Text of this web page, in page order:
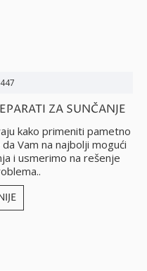
447
ZA SUNČANJE
kako primeniti pametno
Vam na najbolji mogući
i usmerimo na rešenje